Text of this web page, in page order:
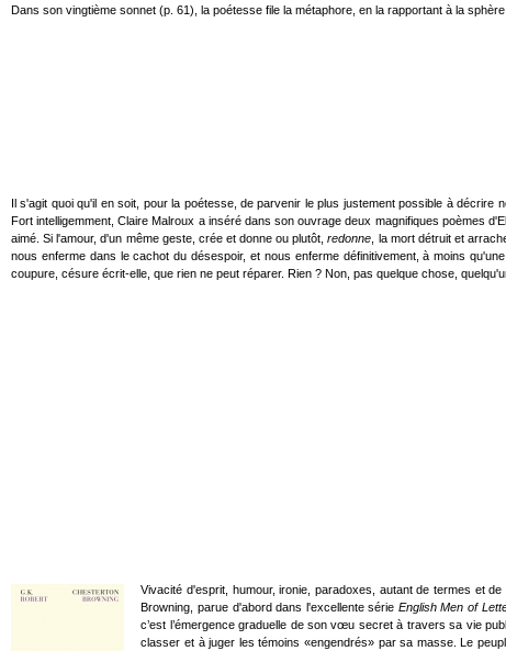
Dans son vingtième sonnet (p. 61), la poétesse file la métaphore, en la rapportant à la
Il s'agit quoi qu'il en soit, pour la poétesse, de parvenir le plus justement possible à
Fort intelligemment, Claire Malroux a inséré dans son ouvrage deux magnifiques poèmes
aimé. Si l'amour, d'un même geste, crée et donne ou plutôt,redonne , la mort détruit et
nous enferme dans le cachot du désespoir, et nous enferme définitivement, à moins
coupure, césure écrit-elle, que rien ne peut réparer. Rien ? Non, pas quelque chose,
Vivacité d'esprit, humour, ironie, paradoxes, autant de termes et
Browning, parue d'abord dans l'excellente série English Men of
c’est l’émergence graduelle de son vœu secret à travers sa vie
classer et à juger les témoins «engendrés» par sa masse. Le